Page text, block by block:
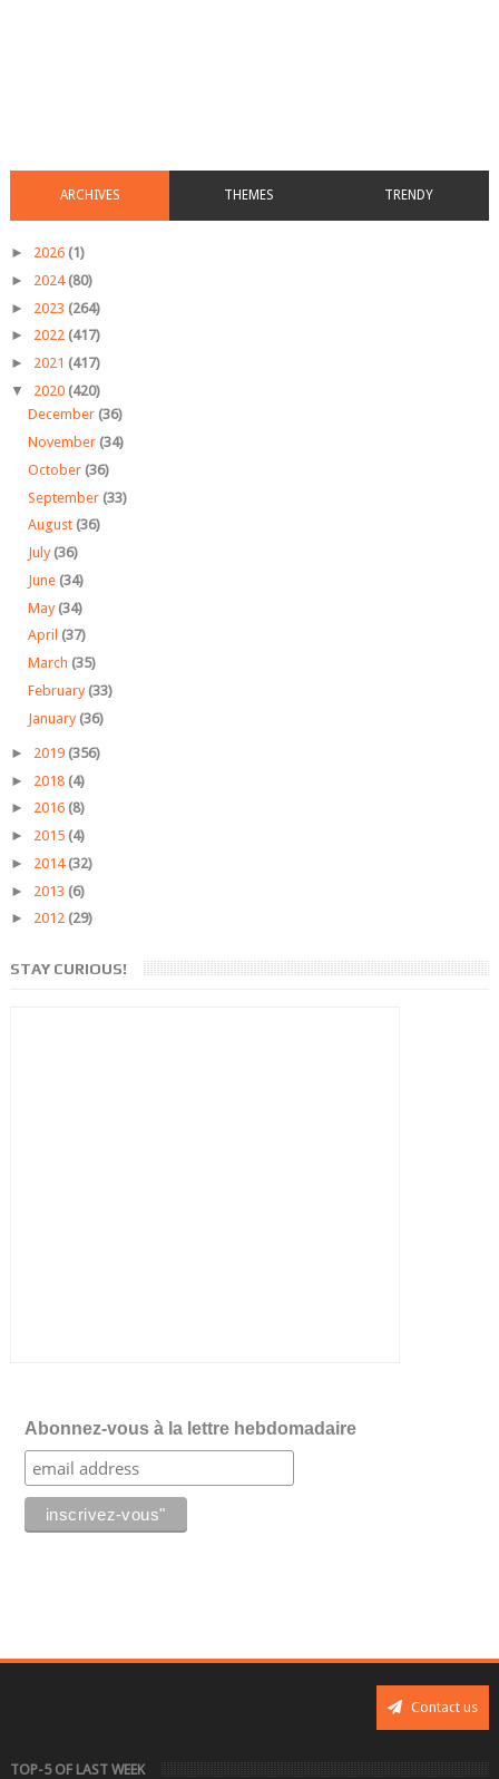
ARCHIVES THEMES TRENDY
► 2026 (1)
► 2024 (80)
► 2023 (264)
► 2022 (417)
► 2021 (417)
▼ 2020 (420)
December (36)
November (34)
October (36)
September (33)
August (36)
July (36)
June (34)
May (34)
April (37)
March (35)
February (33)
January (36)
► 2019 (356)
► 2018 (4)
► 2016 (8)
► 2015 (4)
► 2014 (32)
► 2013 (6)
► 2012 (29)
STAY CURIOUS!
Abonnez-vous à la lettre hebdomadaire
Contact us
TOP-5 OF LAST WEEK